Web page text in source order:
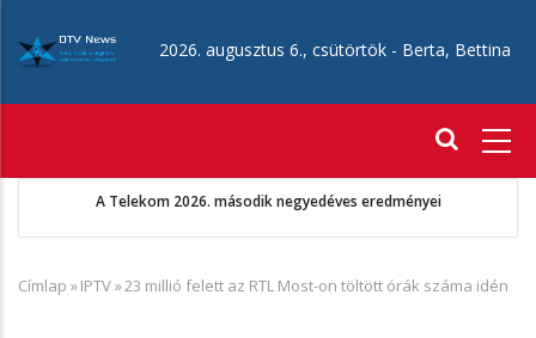
tartalomra
2026. augusztus 6., csütörtök - Berta, Bettina
A Telekom 2026. második negyedéves eredményei
Morzsa
Címlap »IPTV»23 millió felett az RTL Most-on töltött órák száma idén